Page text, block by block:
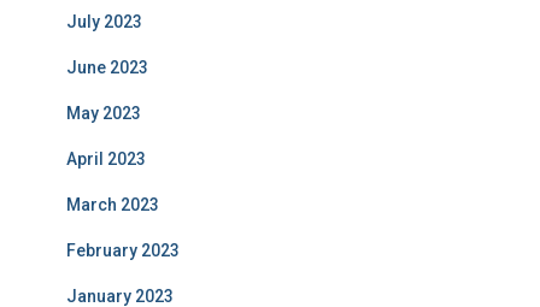
July 2023
June 2023
May 2023
April 2023
March 2023
February 2023
January 2023